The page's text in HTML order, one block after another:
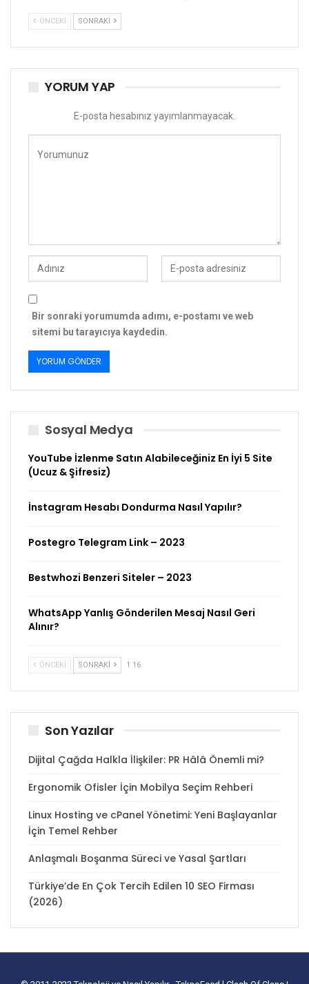
ÖNCEKI SONRAKI
YORUM YAP
E-posta hesabınız yayımlanmayacak.
Bir sonraki yorumumda adımı, e-postamı ve web
sitemi bu tarayıcıya kaydedin.
Sosyal Medya
YouTube İzlenme Satın Alabileceğiniz En İyi 5 Site
(Ucuz & Şifresiz)
İnstagram Hesabı Dondurma Nasıl Yapılır?
Postegro Telegram Link – 2023
Bestwhozi Benzeri Siteler – 2023
WhatsApp Yanlış Gönderilen Mesaj Nasıl Geri
Alınır?
ÖNCEKI SONRAKI 1 16
Son Yazılar
Dijital Çağda Halkla İlişkiler: PR Hâlâ Önemli mi?
Ergonomik Ofisler İçin Mobilya Seçim Rehberi
Linux Hosting ve cPanel Yönetimi: Yeni Başlayanlar
İçin Temel Rehber
Anlaşmalı Boşanma Süreci ve Yasal Şartları
Türkiye’de En Çok Tercih Edilen 10 SEO Firması
(2026)